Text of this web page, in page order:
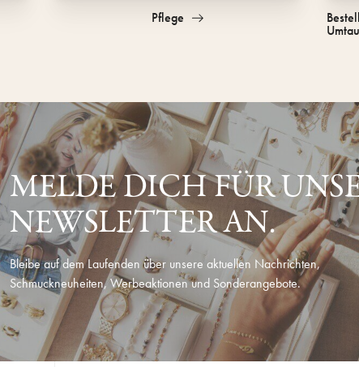
Pflege
MELDE DICH FÜR
NEWSLETTER AN.
Bleibe auf dem Laufenden über unsere aktuellen Nachrichten,
Schmuckneuheiten, Werbeaktionen und Sonderangebote.